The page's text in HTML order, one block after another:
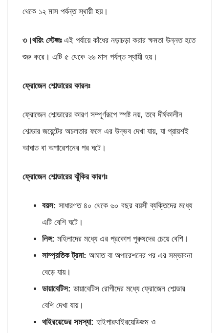
থেকে ১২ মাস পর্যন্ত স্থায়ী হয়।
৩।থয়িং স্টেজঃএই পর্যায়ে কাঁধের নড়াচড়া করার ক্ষমতা উন্নত হতে
শুরু করে। এটি ৫ থেকে ২৬ মাস পর্যন্ত স্থায়ী হয়।
ফ্রোজেন শোল্ডারের কারনঃ
ফ্রোজেন শোল্ডারের কারণ সম্পূর্ণরূপে স্পষ্ট নয়, তবে দীর্ঘকালীন
শোল্ডার জয়েন্টের অচলতার ফলে এর উদ্ভব দেখা যায়, যা প্রায়শই
আঘাত বা অপারেশনের পর ঘটে।
ফ্রোজেন শোল্ডারের ঝুঁকির কারণঃ
বয়স: সাধারণত ৪০ থেকে ৬০ বছর বয়সী ব্যক্তিদের মধ্যে
এটি বেশি ঘটে।
লিঙ্গ: মহিলাদের মধ্যে এর প্রকোপ পুরুষদের চেয়ে বেশি।
সাম্প্রতিক ট্রমা: আঘাত বা অপারেশনের পর এর সম্ভাবনা
বেড়ে যায়।
ডায়াবেটিস: ডায়াবেটিস রোগীদের মধ্যে ফ্রোজেন শোল্ডার
বেশি দেখা যায়।
থাইরয়েডের সমস্যা: হাইপারথাইরয়েডিজম ও